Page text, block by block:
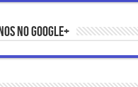
no Google+